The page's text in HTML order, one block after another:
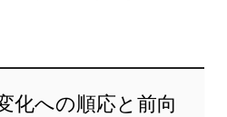
化への順応と前向